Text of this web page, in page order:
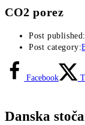
CO2 porez
Post published:
Post category:
Facebook
Danska